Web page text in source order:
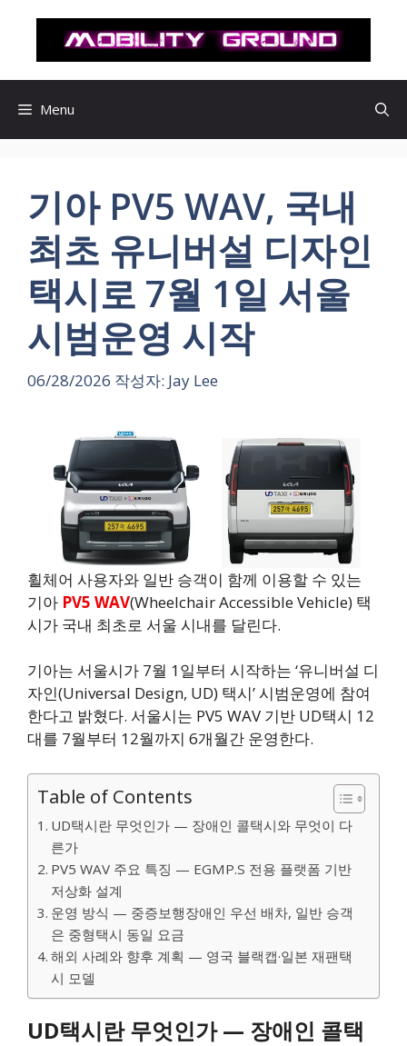
로
Menu
기아 PV5 WAV, 국내
최초 유니버설 디자인
택시로 7월 1일 서울
시범운영 시작
06/28/2026 작성자: Jay Lee
휠체어 사용자와 일반 승객이 함께 이용할 수 있는
기아 PV5 WAV(Wheelchair Accessible Vehicle) 택
시가 국내 최초로 서울 시내를 달린다.
기아는 서울시가 7월 1일부터 시작하는 ‘유니버설 디
자인(Universal Design, UD) 택시’ 시범운영에 참여
한다고 밝혔다. 서울시는 PV5 WAV 기반 UD택시 12
대를 7월부터 12월까지 6개월간 운영한다.
Table of Contents
UD택시란 무엇인가 — 장애인 콜택시와 무엇이 다
른가
PV5 WAV 주요 특징 — EGMP.S 전용 플랫폼 기반
저상화 설계
운영 방식 — 중증보행장애인 우선 배차, 일반 승객
은 중형택시 동일 요금
해외 사례와 향후 계획 — 영국 블랙캡·일본 재팬택
시 모델
UD택시란 무엇인가 — 장애인 콜택